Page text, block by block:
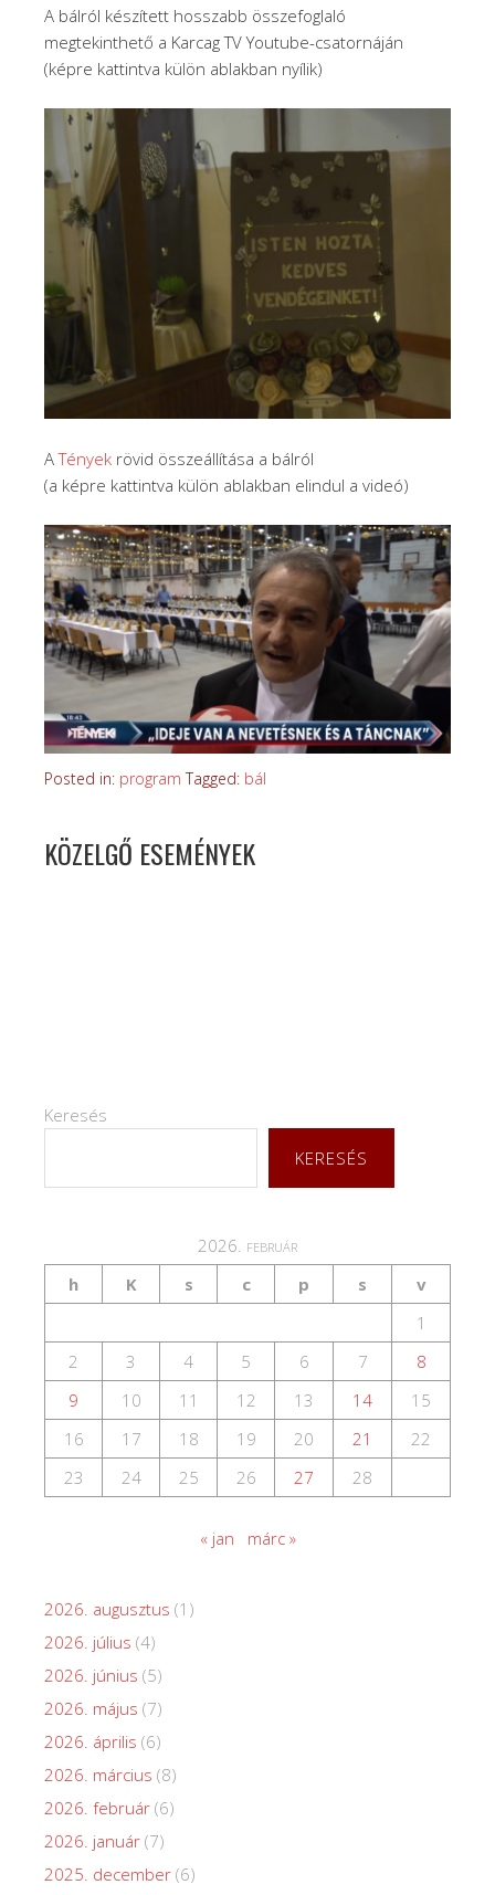
A bálról készített hosszabb összefoglaló
megtekinthető a Karcag TV Youtube-csatornáján
(képre kattintva külön ablakban nyílik)
ATények rövid összeállítása a bálról
(a képre kattintva külön ablakban elindul a videó)
Posted in: program Tagged: bál
KÖZELGŐ ESEMÉNYEK
Keresés
KERESÉS
2026. február
h
K s c p s
v
1
2
3 4 5 6 7
8
9
10 11 12 13 14
15
16
17 18 19 20 21
22
23
24 25 26 27 28
« jan márc »
2026. augusztus (1)
2026. július (4)
2026. június (5)
2026. május (7)
2026. április (6)
2026. március (8)
2026. február (6)
2026. január (7)
2025. december (6)